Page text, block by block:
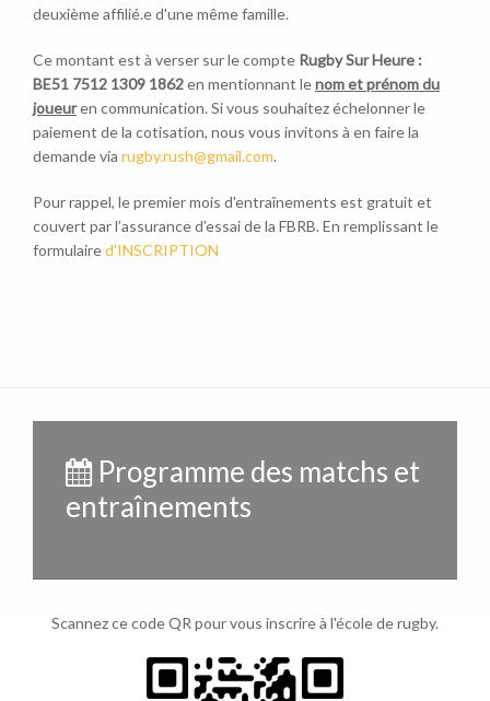
deuxième affilié.e d'une même famille.
Ce montant est à verser sur le compte Rugby Sur Heure :
BE51 7512 1309 1862en mentionnant lenom et prénom du
joueuren communication. Si vous souhaitez échelonner le
paiement de la cotisation, nous vous invitons à en faire la
demande via rugby.rush@gmail.com.
Pour rappel, le premier mois d'entraînements est gratuit et
couvert par l’assurance d’essai de la FBRB. En remplissant le
formulaired'INSCRIPTION
Programme des matchs et
entraînements
Scannez ce code QR pour vous inscrire à l'école de rugby.